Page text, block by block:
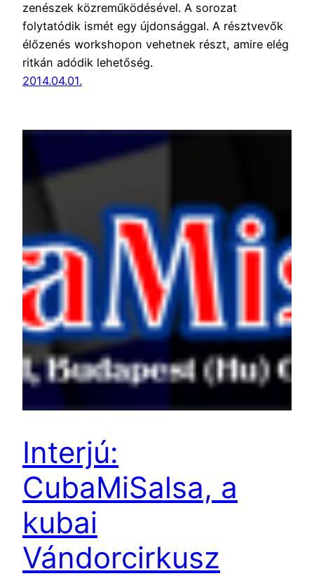
zenészek közreműködésével. A sorozat
folytatódik ismét egy újdonsággal. A résztvevők
élőzenés workshopon vehetnek részt, amire elég
ritkán adódik lehetőség.
2014.04.01.
Interjú:
CubaMiSalsa, a
kubai
Vándorcirkusz